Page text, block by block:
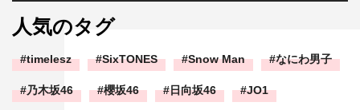
人気のタグ
timelesz SixTONES Snow Man なにわ男子
乃木坂46 櫻坂46 日向坂46 JO1